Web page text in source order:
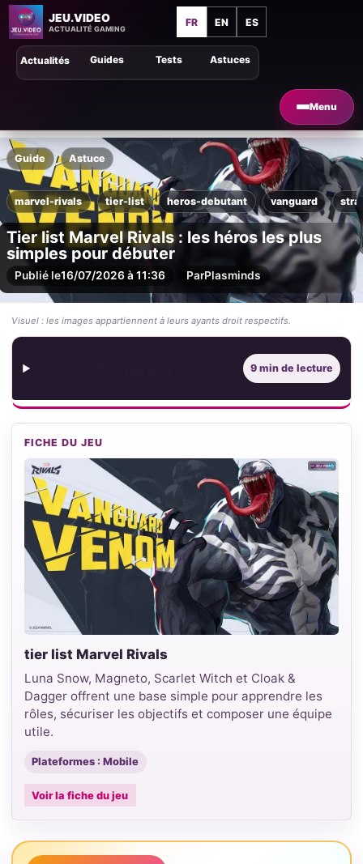
JEU.VIDEO
ACTUALITÉ GAMING
FR EN ES
Menu
Astuces
Guides Tests
Actualités
Guide Astuce
marvel-rivals tier-list heros-debutant vanguard
Tier list Marvel Rivals : les héros les plus
simples pour débuter
Publié le16/07/2026 à 11:36 ParPlasminds
Visuel : les images appartiennent à leurs ayants droit respectifs.
9 min de lecture
FICHE DU JEU
tier list Marvel Rivals
Luna Snow, Magneto, Scarlet Witch et Cloak &
Dagger offrent une base simple pour apprendre les
rôles, sécuriser les objectifs et composer une équipe
utile.
Plateformes : Mobile
Voir la fiche du jeu